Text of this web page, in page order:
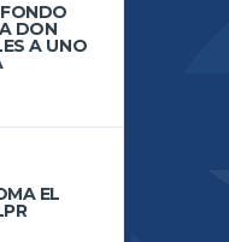
DON
A UNO
EL